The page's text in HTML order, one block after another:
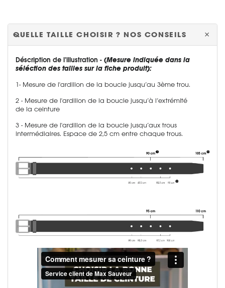
QUELLE TAILLE CHOISIR ? NOS CONSEILS
Déscription de l’illustration - (Mesure indiquée dans la
séléction des tailles sur la fiche produit):
1- Mesure de l'ardillon de la boucle jusqu’au 3ème trou.
2 - Mesure de l'ardillon de la boucle jusqu’à l’extrémité
de la ceinture
3 - Mesure de l'ardillon de la boucle jusqu’aux trous
intermédiaires. Espace de 2,5 cm entre chaque trous.